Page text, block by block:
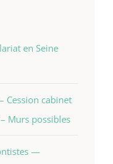
en Seine
Cession cabinet
Murs possibles
—